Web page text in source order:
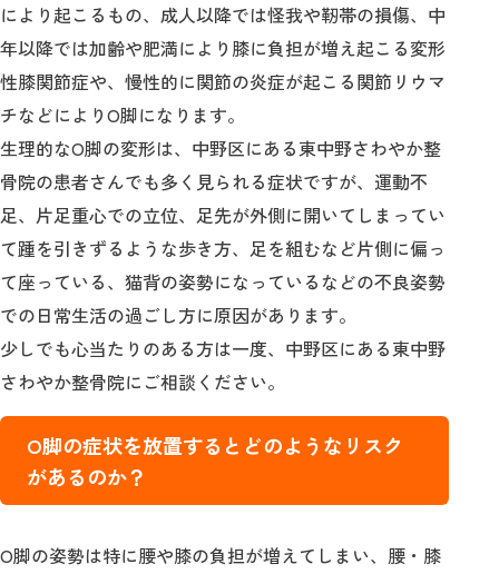
により起こるもの、成人以降では怪我や靭帯の損傷、中
年以降では加齢や肥満により膝に負担が増え起こる変形
性膝関節症や、慢性的に関節の炎症が起こる関節リウマ
チなどによりО脚になります。
生理的なО脚の変形は、中野区にある東中野さわやか整
骨院の患者さんでも多く見られる症状ですが、運動不
足、片足重心での立位、足先が外側に開いてしまってい
て踵を引きずるような歩き方、足を組むなど片側に偏っ
て座っている、猫背の姿勢になっているなどの不良姿勢
での日常生活の過ごし方に原因があります。
少しでも心当たりのある方は一度、中野区にある東中野
さわやか整骨院にご相談ください。
О脚の症状を放置するとどのようなリスク
があるのか？
О脚の姿勢は特に腰や膝の負担が増えてしまい、腰・膝